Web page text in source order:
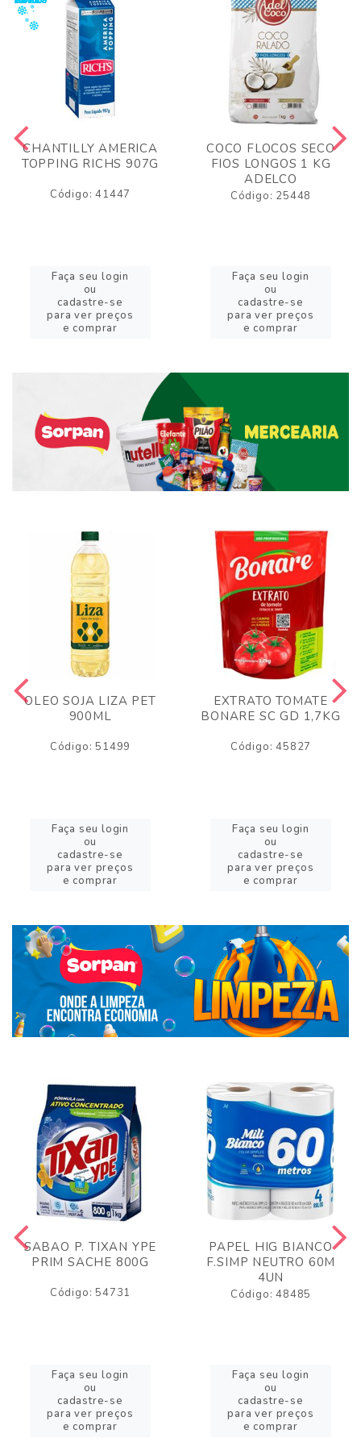
CHANTILLY AMERICA
TOPPING RICHS 907G
Código: 41447
Faça seu login
ou
cadastre-se
para ver preços
e comprar
COCO FLOCOS SECO
FIOS LONGOS 1 KG
ADELCO
Código: 25448
Faça seu login
ou
cadastre-se
para ver preços
e comprar
OLEO SOJA LIZA PET
900ML
Código: 51499
Faça seu login
ou
cadastre-se
para ver preços
e comprar
EXTRATO TOMATE
BONARE SC GD 1,7KG
Código: 45827
Faça seu login
ou
cadastre-se
para ver preços
e comprar
SABAO P. TIXAN YPE
PRIM SACHE 800G
Código: 54731
Faça seu login
ou
cadastre-se
para ver preços
e comprar
PAPEL HIG BIANCO
F.SIMP NEUTRO 60M
4UN
Código: 48485
Faça seu login
ou
cadastre-se
para ver preços
e comprar